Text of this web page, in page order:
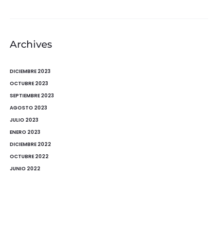
Archives
DICIEMBRE 2023
OCTUBRE 2023
SEPTIEMBRE 2023
AGOSTO 2023
JULIO 2023
ENERO 2023
DICIEMBRE 2022
OCTUBRE 2022
JUNIO 2022